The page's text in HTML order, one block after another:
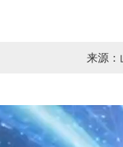
来源：